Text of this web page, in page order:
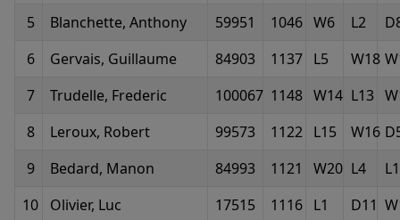
5
Blanchette, Anthony 59951 1046 W6 L2
6
Gervais, Guillaume 84903 1137 L5 W18
7
Trudelle, Frederic 100067 1148 W14 L13
8
Leroux, Robert 99573 1122 L15 W16
9
Bedard, Manon 84993 1121 W20 L4
L1
10
Olivier, Luc 17515 1116 L1 D11